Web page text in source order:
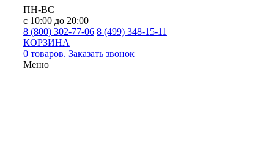
ПН-ВС
с 10:00 до 20:00
8 (800) 302-77-06 8 (499) 348-15-11
КОРЗИНА
0 товаров. Заказать звонок
Меню